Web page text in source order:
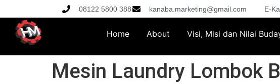
08122 5800 388 kanaba.marketing@gmail.com E-
Home About Visi, Misi dan Nilai
Mesin Laundry Lombok